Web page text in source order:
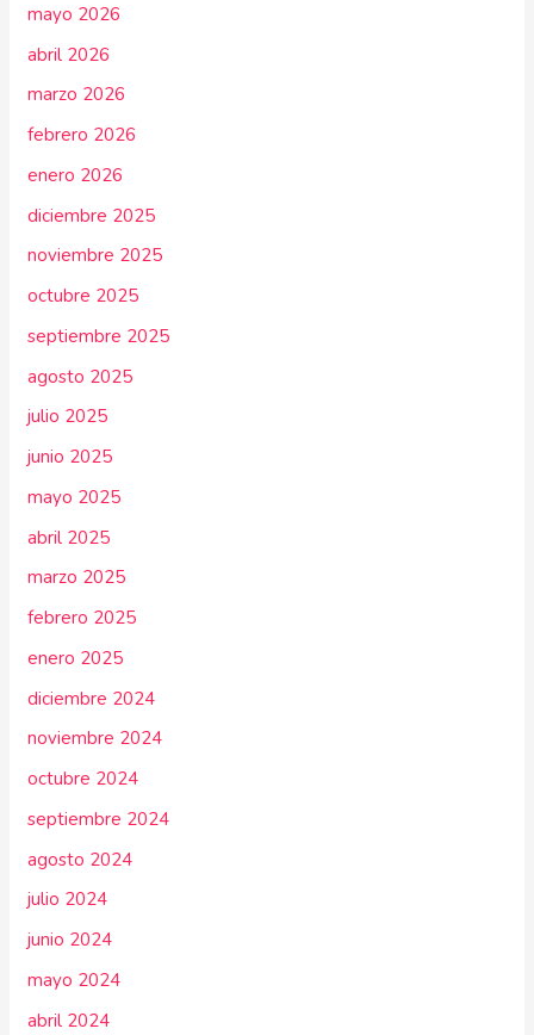
mayo 2026
abril 2026
marzo 2026
febrero 2026
enero 2026
diciembre 2025
noviembre 2025
octubre 2025
septiembre 2025
agosto 2025
julio 2025
junio 2025
mayo 2025
abril 2025
marzo 2025
febrero 2025
enero 2025
diciembre 2024
noviembre 2024
octubre 2024
septiembre 2024
agosto 2024
julio 2024
junio 2024
mayo 2024
abril 2024